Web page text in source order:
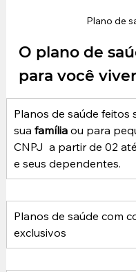
Plano de
O plano de
para você
Planos de saúde feitos
sua família ou para
CNPJ  a partir de 02
e seus dependentes.
Planos de saúde com
exclusivos